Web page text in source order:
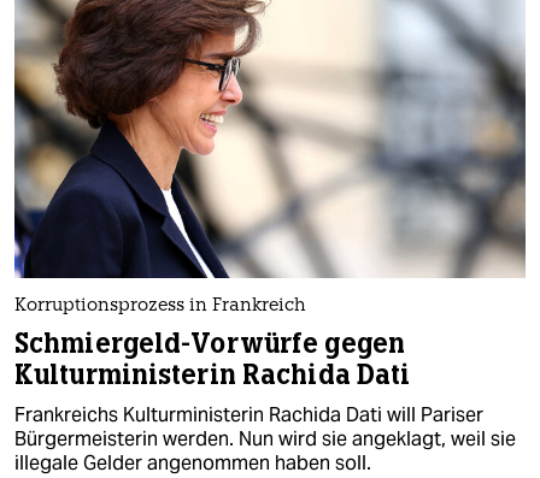
öko
gesellschaft
kultur
sport
berlin
nord
wahrheit
verlag
verlag
Korruptionsprozess in Frankreich
Schmiergeld-Vorwürfe gegen
Kulturministerin Rachida Dati
Frankreichs Kulturministerin Rachida Dati will Pariser
Bürgermeisterin werden. Nun wird sie angeklagt, weil sie
illegale Gelder angenommen haben soll.